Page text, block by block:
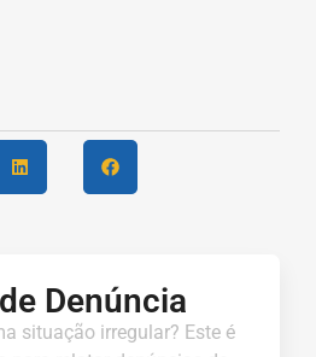
Denúncia
situação irregular? Este é